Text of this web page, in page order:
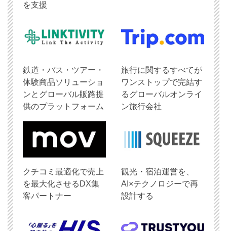
を支援
鉄道・バス・ツアー・
体験商品ソリューショ
ンとグローバル販路提
供のプラットフォーム
旅行に関するすべてが
ワンストップで完結す
るグローバルオンライ
ン旅行会社
クチコミ最適化で売上
を最大化させるDX集
客パートナー
観光・宿泊運営を、
AI×テクノロジーで再
設計する